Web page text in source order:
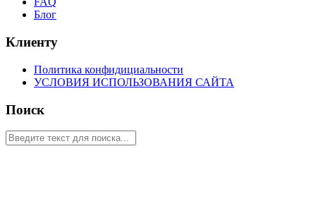
Блог
Клиенту
Политика конфидициальности
УСЛОВИЯ ИСПОЛЬЗОВАНИЯ САЙТА
Поиск